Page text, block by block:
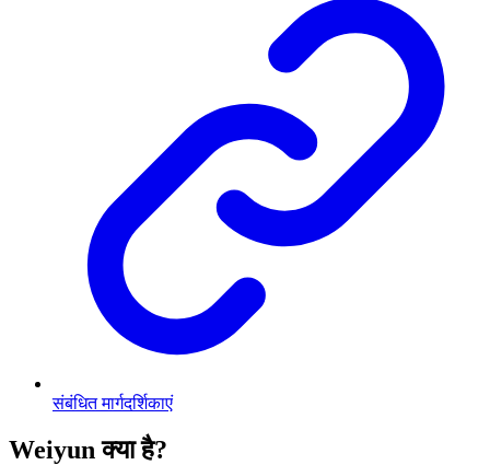
संबंधित मार्गदर्शिकाएं
Weiyun क्या है?